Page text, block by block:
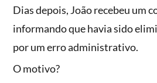
Dias depois, João recebeu um
informando que havia sido
por um erro administrativo.
O motivo?